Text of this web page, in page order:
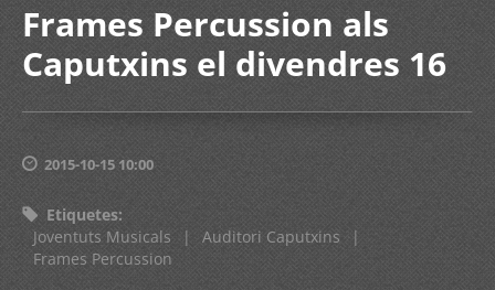
Frames Percussion als
Caputxins el divendres 16
2015-10-15 10:00
Etiquetes:
Joventuts Musicals
| Auditori Caputxins
|
Frames Percussion